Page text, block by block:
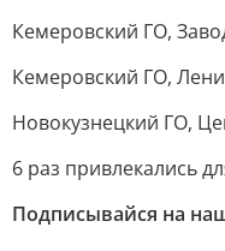
Кемеровский ГО,
Кемеровский ГО,
Новокузнецкий ГО,
6 раз привлекались
Подписывайся на